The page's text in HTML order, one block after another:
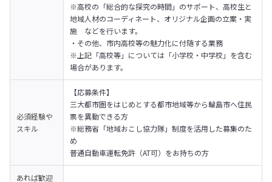
※高校の「総合的な探究の時間」のサポート、高校生と
地域人材のコーディネート、オリジナル企画の立案・実
施　などを行います。
・その他、市内高校等の魅力化に付随する業務
※上記「高校等」については「小学校・中学校」を含む
場合があります。
必須経験や
スキル
【応募条件】
三大都市圏をはじめとする都市地域等から輪島市へ住民
票を異動できる方
※総務省「地域おこし協力隊」制度を活用した募集のた
め
普通自動車運転免許（AT可）をお持ちの方
あれば歓迎